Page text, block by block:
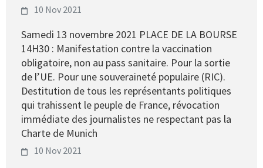
10 Nov 2021
Samedi 13 novembre 2021 PLACE DE LA BOURSE
14H30 : Manifestation contre la vaccination
obligatoire, non au pass sanitaire. Pour la sortie
de l’UE. Pour une souveraineté populaire (RIC).
Destitution de tous les représentants politiques
qui trahissent le peuple de France, révocation
immédiate des journalistes ne respectant pas la
Charte de Munich
10 Nov 2021